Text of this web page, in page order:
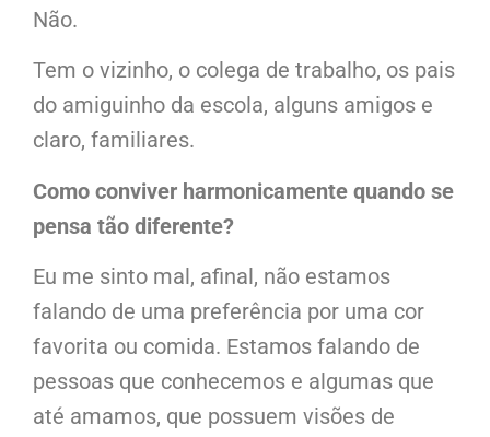
Não.
Tem o vizinho, o colega de trabalho, os pais
do amiguinho da escola, alguns amigos e
claro, familiares.
Como conviver harmonicamente quando se
pensa tão diferente?
Eu me sinto mal, afinal, não estamos
falando de uma preferência por uma cor
favorita ou comida. Estamos falando de
pessoas que conhecemos e algumas que
até amamos, que possuem visões de